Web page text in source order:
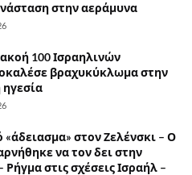
στην αεράμυνα
100 Ισραηλινών
βραχυκύκλωμα στην
στον Ζελένσκι – Ο
να τον δει στην
στις σχέσεις Ισραήλ –